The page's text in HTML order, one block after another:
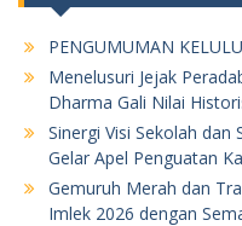
PENGUMUMAN
Menelusuri Jejak
Dharma Gali Nilai
Sinergi Visi Sekolah dan
Gelar Apel Penguatan
Gemuruh Merah dan
Imlek 2026 dengan